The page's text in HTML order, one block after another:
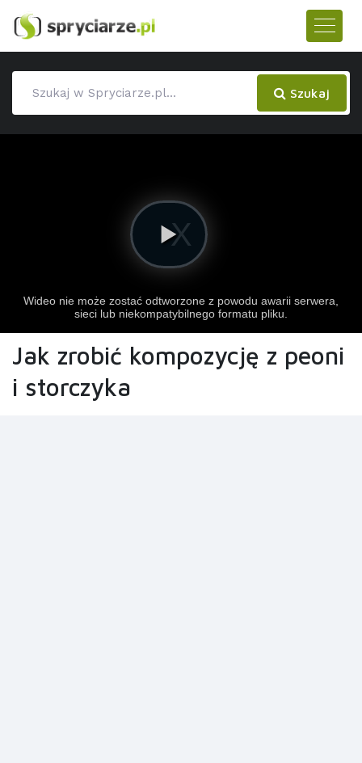
Szukaj
Jak zrobić kompozycję z peoni
i storczyka